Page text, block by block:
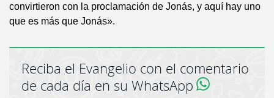
convirtieron con la proclamación de Jonás, y aquí hay uno
que es más que Jonás».
Reciba el Evangelio con el comentario
de cada día en su WhatsApp